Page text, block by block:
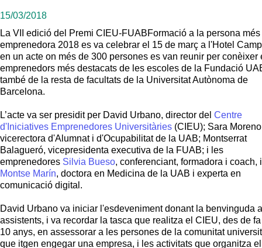
15/03/2018
La VII edició del Premi CIEU-FUABFormació a la persona més
emprenedora 2018 es va celebrar el 15 de març a l'Hotel
en un acte on més de 300 persones es van reunir per conèixer
emprenedors més destacats de les escoles de la Fundació
també de la resta de facultats de la Universitat Autònoma de
Barcelona.
L’acte va ser presidit per David Urbano, director del Centre
d'Iniciatives Emprenedores Universitàries (CIEU); Sara
vicerectora d'Alumnat i d'Ocupabilitat de la UAB; Montserrat
Balagueró, vicepresidenta executiva de la FUAB; i les
emprenedores Silvia Bueso, conferenciant, formadora i coach, i
Montse Marín, doctora en Medicina de la UAB i experta en
comunicació digital.
David Urbano va iniciar l'esdeveniment donant la benvinguda
assistents, i va recordar la tasca que realitza el CIEU, des de
10 anys, en assessorar a les persones de la comunitat
que itgen engegar una empresa, i les activitats que organitza el